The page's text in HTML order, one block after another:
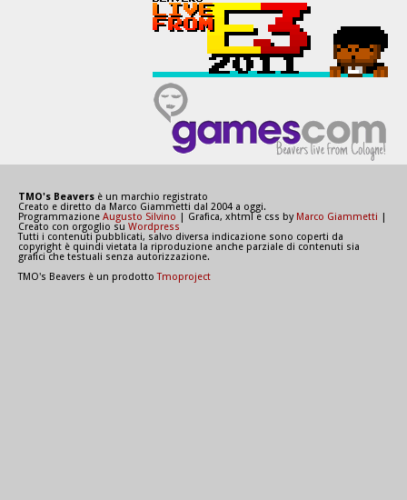
TMO's Beavers è un marchio registrato
Creato e diretto da Marco Giammetti dal 2004 a oggi.
Programmazione Augusto Silvino | Grafica, xhtml e css byMarco Giammetti |
Creato con orgoglio su Wordpress
Tutti i contenuti pubblicati, salvo diversa indicazione sono coperti da
copyright è quindi vietata la riproduzione anche parziale di contenuti sia
grafici che testuali senza autorizzazione.
TMO's Beavers è un prodottoTmoproject